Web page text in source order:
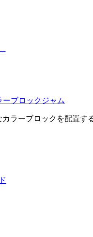
ーブロックジャム
ラーブロックを配置